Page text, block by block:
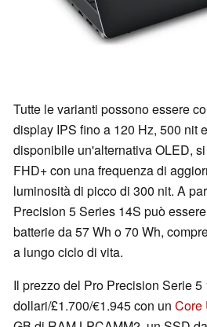
Tutte le varianti possono essere
display IPS fino a 120 Hz, 500 nit
disponibile un'alternativa OLED,
FHD+ con una frequenza di
luminosità di picco di 300 nit. A
Precision 5 Series 14S può
batterie da 57 Wh o 70 Wh,
a lungo ciclo di vita.
Il prezzo del Pro Precision Serie 5
dollari/£1.700/€1.945 con un Core